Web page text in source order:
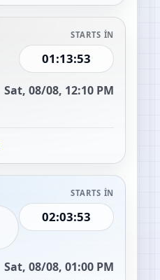
STARTS IN
01:13:52
Sat, 08/08, 12:10 PM
STARTS IN
02:03:52
Sat, 08/08, 01:00 PM